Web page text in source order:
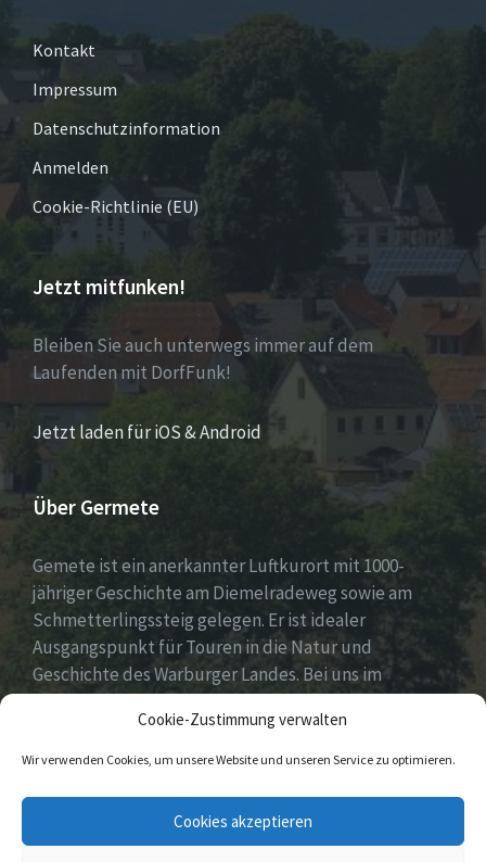
Cookie-Zustimmung verwalten
Wir verwenden Cookies, um unsere Website und unseren Service zu optimieren.
Cookies akzeptieren
Kontakt
Impressum
Datenschutzinformation
Anmelden
Cookie-Richtlinie (EU)
Jetzt mitfunken!
Bleiben Sie auch unterwegs immer auf dem
Laufenden mit DorfFunk!
Jetzt laden für iOS & Android
Über Germete
Gemete ist ein anerkannter Luftkurort mit 1000-
jähriger Geschichte am Diemelradeweg sowie am
Schmetterlingssteig gelegen. Er ist idealer
Ausgangspunkt für Touren in die Natur und
Geschichte des Warburger Landes. Bei uns im
Diemeltal gibt es ein buntes Dorfleben und viel
ehrenamtliches Engagement.
Facebook